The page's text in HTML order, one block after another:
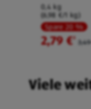
0,4 kg
(6,98 €/1 kg)
Spare 20 %
2,79 €²
Viele